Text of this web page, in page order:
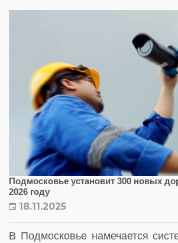
Подмосковье установит 300 новых
2026 году
18.11.2025
В Подмосковье намечается